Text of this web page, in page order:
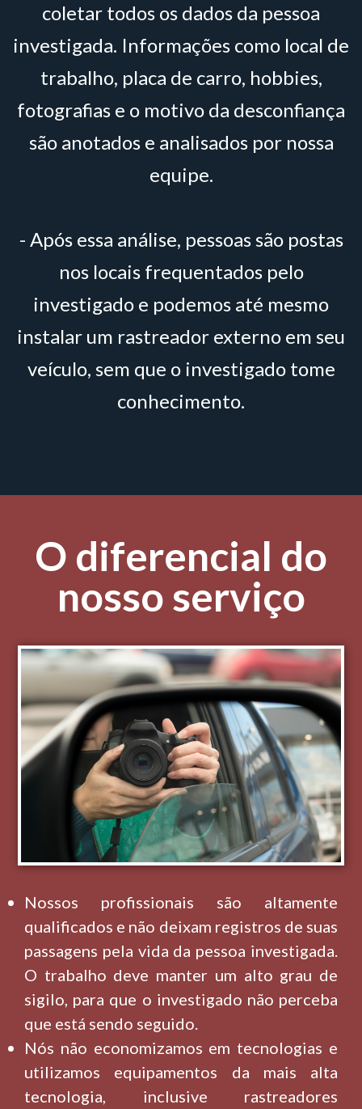
coletar todos os dados da pessoa
investigada. Informações como local de
trabalho, placa de carro, hobbies,
fotografias e o motivo da desconfiança
são anotados e analisados por nossa
equipe.
- Após essa análise, pessoas são postas
nos locais frequentados pelo
investigado e podemos até mesmo
instalar um rastreador externo em seu
veículo, sem que o investigado tome
conhecimento.
O diferencial do
nosso serviço
Nossos profissionais são altamente
qualificados e não deixam registros de suas
passagens pela vida da pessoa investigada.
O trabalho deve manter um alto grau de
sigilo, para que o investigado não perceba
que está sendo seguido.
Nós não economizamos em tecnologias e
utilizamos equipamentos da mais alta
tecnologia, inclusive rastreadores